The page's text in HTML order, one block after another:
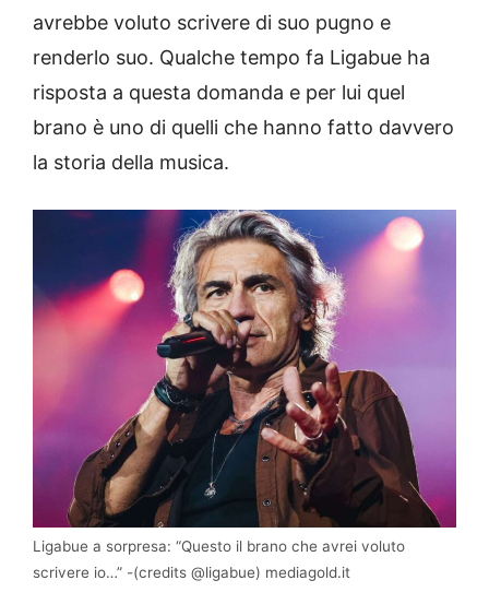
avrebbe voluto scrivere di suo pugno e
renderlo suo. Qualche tempo fa Ligabue ha
risposta a questa domanda e per lui quel
brano è uno di quelli che hanno fatto davvero
la storia della musica.
Ligabue a sorpresa: “Questo il brano che avrei voluto
scrivere io…” -(credits @ligabue) mediagold.it